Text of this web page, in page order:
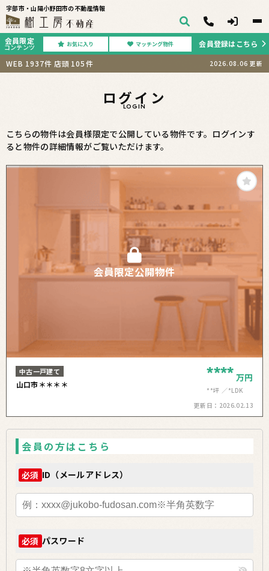
宇部市・山陽小野田市の不動産情報
会員限定
コンテンツ お気に入り マッチング物件
会員登録はこちら
WEB 1937件 店頭 105件 2026.08.06 更新
ログイン
LOGIN
こちらの物件は会員様限定で公開している物件です。ログインす
ると物件の詳細情報がご覧いただけます。
会員限定公開物件
中古一戸建て
山口市＊＊＊＊ **** 万円
**坪
*LDK
更新日： 2026.02.13
会員の方はこちら
必須 ID（メールアドレス）
必須 パスワード